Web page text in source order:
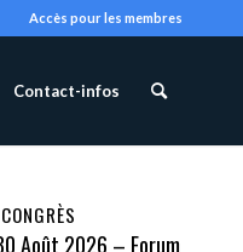
Accès pour les membres
Contact-infos
Août 2026 – Forum